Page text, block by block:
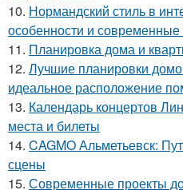
10. Нормандский стиль в
особенности и современные
11. Планировка дома и
12. Лучшие планировки
идеальное расположение
13. Календарь концертов
места и билеты
14. CAGMO Альметьевск:
сцены
15. Современные проекты